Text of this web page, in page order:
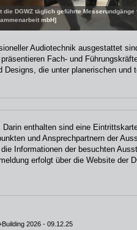
DGWZ täglich geführte
mbH]
Audiotechnik ausgestattet
Fach- und
Designs, die unter planerischen
enthalten sind eine
und Ansprechpartnern der
Informationen der besuchten
erfolgt über die Website der
2026 - 09.12.25